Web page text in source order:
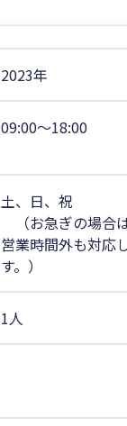
2023年
09:00〜18:00
土、日、祝
（お急ぎの場合
営業時間外も対応
す。）
1人